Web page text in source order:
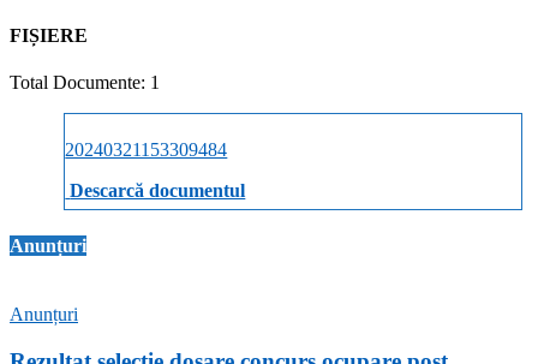
FIȘIERE
Total Documente: 1
20240321153309484
Descarcă documentul
Anunțuri
Anunțuri